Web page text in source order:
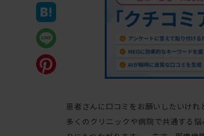
患者さんに口コミをお願いしたいけれ
多くのクリニックや病院で共通する